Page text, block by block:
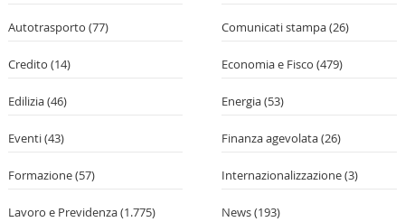
Autotrasporto (77) Comunicati stampa(26)
Credito (14) Economia e Fisco (479)
Edilizia(46) Energia(53)
Eventi(43) Finanza agevolata(26)
Formazione(57) Internazionalizzazione(3)
Lavoro e Previdenza(1.775) News(193)